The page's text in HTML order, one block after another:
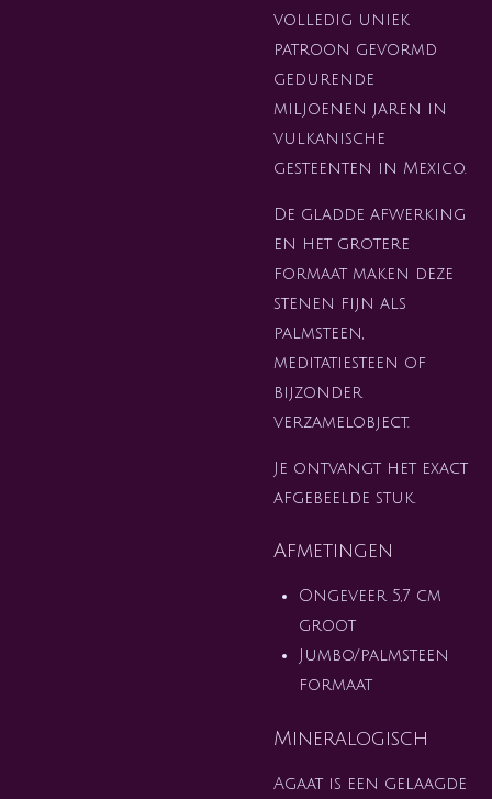
volledig uniek
patroon gevormd
gedurende
miljoenen jaren in
vulkanische
gesteenten in Mexico.
De gladde afwerking
en het grotere
formaat maken deze
stenen fijn als
palmsteen,
meditatiesteen of
bijzonder
verzamelobject.
Je ontvangt het exact
afgebeelde stuk.
Afmetingen
Ongeveer 5,7 cm
groot
Jumbo/palmsteen
formaat
Mineralogisch
Agaat is een gelaagde